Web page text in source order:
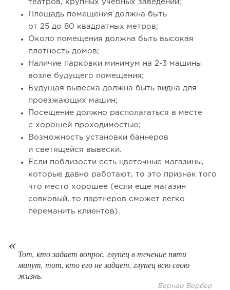
138
«Прибыль 20 млн в год, а я ездил на метро»: куда в
интернет-магазине...
Конференции августа 2026: лучшие мероприятия месяца
для бизнеса,...
театров, крупных учебных заведений;
Площадь помещения должна быть
от 25 до 80 квадратных метров;
Около помещения должна быть высокая
плотность домов;
Наличие парковки минимум на 2-3 машины
возле будущего помещения;
Будущая вывеска должна быть видна для
проезжающих машин;
Посещение должно располагаться в месте
с хорошей проходимостью;
Возможность установки баннеров
и светящейся вывески.
Если поблизости есть цветочные магазины,
которые давно работают, то это признак того
что место хорошее (если еще магазин
совковый, то партнеров сможет легко
переманить клиентов).
Тот, кто задает вопрос, глупец в течение пяти
минут, тот, кто его не задает, глупец всю свою
жизнь.
Бернар Вербер